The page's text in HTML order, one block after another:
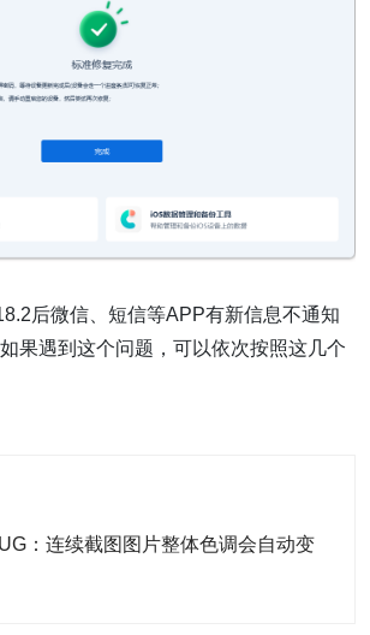
后微信、短信等APP有新信息不通知
果遇到这个问题，可以依次按照这几个
：连续截图图片整体色调会自动变